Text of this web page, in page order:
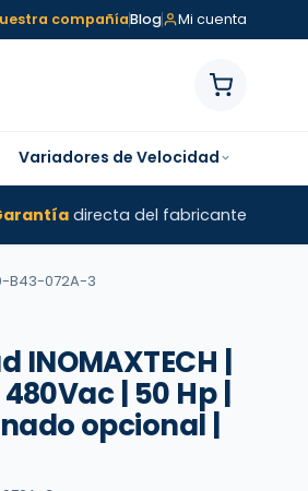
compañíaBlog Mi cuenta
Variadores de Velocidad
directa del fabricante
B43-072A-3
|
| 50 Hp |
opcional |